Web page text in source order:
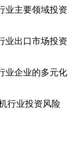
业主要领域投资
业出口市场投资
业企业的多元化
行业投资风险